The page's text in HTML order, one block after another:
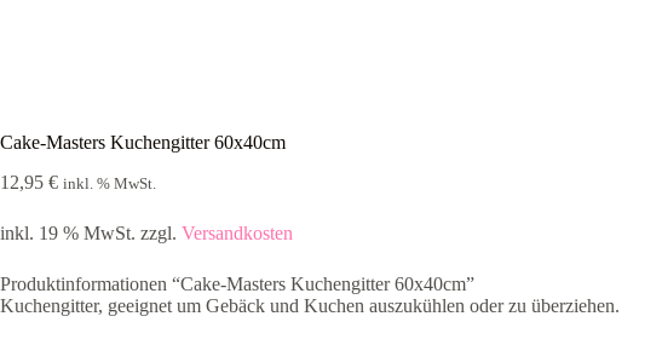
Cake-Masters Kuchengitter 60x40cm
12,95 € inkl. % MwSt.
inkl. 19 % MwSt. zzgl. Versandkosten
Produktinformationen “Cake-Masters Kuchengitter 60x40cm”
Kuchengitter, geeignet um Gebäck und Kuchen auszukühlen oder zu überziehen.